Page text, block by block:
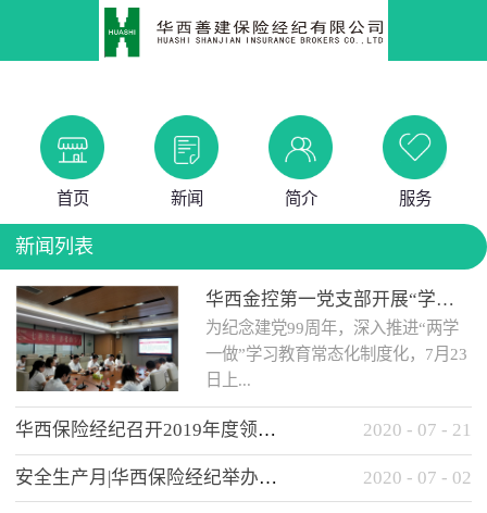
首页 新闻 简介 服务
新闻列表
华西金控第一党支部开展“学党史 知党情 做合格党员”主题教育工作会
为纪念建党99周年，深入推进“两学
一做”学习教育常态化制度化，7月23
日上...
午，华西金控第一党支部举办了“学
党史、知党情、...
华西保险经纪召开2019年度领导班子述职考核工作会 2020 - 07 - 21
安全生产月|华西保险经纪举办应急消防安全知识培训 2020 - 07 - 02